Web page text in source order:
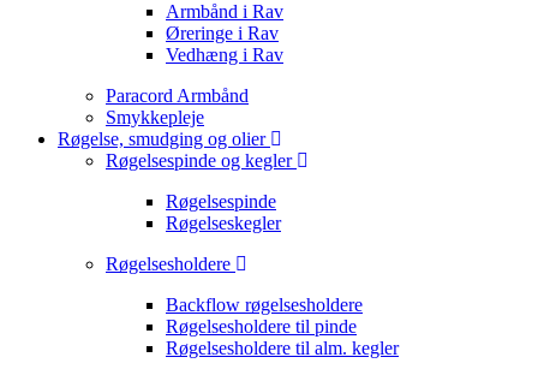
Armbånd i Rav
Øreringe i Rav
Vedhæng i Rav
Paracord Armbånd
Smykkepleje
Røgelse, smudging og olier
Røgelsespinde og kegler
Røgelsespinde
Røgelseskegler
Røgelsesholdere
Backflow røgelsesholdere
Røgelsesholdere til pinde
Røgelsesholdere til alm. kegler